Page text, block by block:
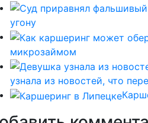
угону
микрозаймом
узнала из новостей, что